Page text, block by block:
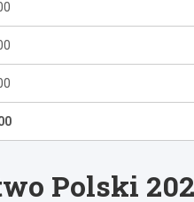
Polski